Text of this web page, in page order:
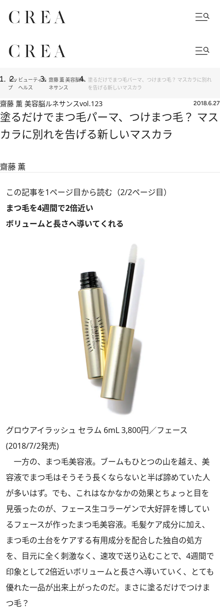
トッ
プ
ビューティ＆
ヘルス
齋藤 薫 美容脳ル
ネサンス
塗るだけでまつ毛パーマ、つけまつ毛？ マスカラに別れ
を告げる新しいマスカラ
齋藤 薫 美容脳ルネサンスvol.123 2018.6.27
塗るだけでまつ毛パーマ、つけまつ毛？ マス
カラに別れを告げる新しいマスカラ
齋藤 薫
この記事を1ページ目から読む（2/2ページ目）
まつ毛を4週間で2倍近い
ボリュームと長さへ導いてくれる
グロウアイラッシュ セラム 6mL 3,800円／フェース
(2018/7/2発売)
一方の、まつ毛美容液。ブームもひとつの山を越え、美
容液でまつ毛はそうそう長くならないと半ば諦めていた人
が多いはず。でも、これはなかなかの効果とちょっと目を
見張ったのが、フェース生コラーゲンで大好評を博してい
るフェースが作ったまつ毛美容液。毛髪ケア成分に加え、
まつ毛の土台をケアする有用成分を配合した独自の処方
を、目元に全く刺激なく、速攻で送り込むことで、4週間で
印象として2倍近いボリュームと長さへ導いていく、とても
優れた一品が出来上がったのだ。まさに塗るだけでつけま
つ毛？